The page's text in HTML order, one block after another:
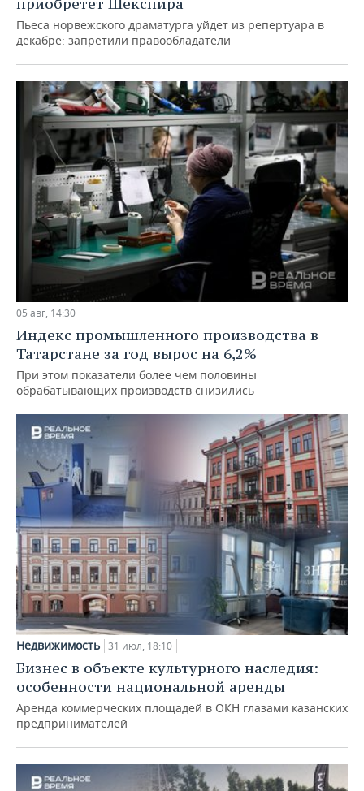
приобретет Шекспира
Пьеса норвежского драматурга уйдет из репертуара в
декабре: запретили правообладатели
05 авг, 14:30
Индекс промышленного производства в
Татарстане за год вырос на 6,2%
При этом показатели более чем половины
обрабатывающих производств снизились
Недвижимость 31 июл, 18:10
Бизнес в объекте культурного наследия:
особенности национальной аренды
Аренда коммерческих площадей в ОКН глазами казанских
предпринимателей